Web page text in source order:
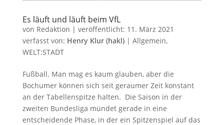
Es läuft und läuft beim VfL
von Redaktion | veröffentlicht: 11. März 2021
verfasst von: Henry Klur (hakl)| Allgemein,
WELT:STADT
Fußball. Man mag es kaum glauben, aber die
Bochumer können sich seit geraumer Zeit konstant
an der Tabellenspitze halten. Die Saison in der
zweiten Bundesliga mündet gerade in eine
entscheidende Phase, in der ein Spitzenspiel auf das